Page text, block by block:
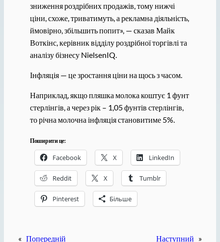
зниження роздрібних продажів, тому нижчі
ціни, схоже, триватимуть, а рекламна діяльність,
ймовірно, збільшить попит», — сказав Майк
Воткінс, керівник відділу роздрібної торгівлі та
аналізу бізнесу NielsenIQ.
Інфляція — це зростання ціни на щось з часом.
Наприклад, якщо пляшка молока коштує 1 фунт
стерлінгів, а через рік – 1,05 фунтів стерлінгів,
то річна молочна інфляція становитиме 5%.
Поширити це:
Facebook X LinkedIn
Reddit X Tumblr
Pinterest Більше
« Попередній Наступний »